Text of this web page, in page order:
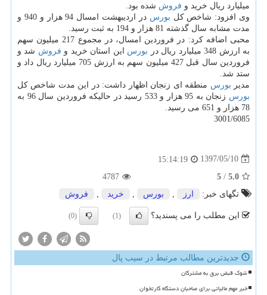
میلیارد ریال خرید و فروش شده بود.
وی افزود: شاخص كل بورس
در اردیبهشت امسال 94 هزار و 940 و
مدت مشابه سال گذشته 81 هزار و 194 به ثبت رسید.
محبی اضافه كرد: در فروردین امسال، در مجموع 217 میلیون سهم
به ارزش 348 میلیارد ریال در
بورس این استان خرید و فروش شد و
فروردین سال قبل 427 میلیون سهم به ارزش 705 میلیارد ریال داد و
ستد شد.
مدیر بورس منطقه ای زنجان اظهار داشت: در این مدت شاخص كل
بورس
زنجان به 95 هزار و 533 رسید در حالیكه فروردین سال 96 به
78 هزار و 651 می رسید.
3001/6085
1397/05/10
15:14:19
5.0
/
5
4787
تگهای خبر:
ارز بورس خرید فروش
این مطلب را می پسندید؟ (1)
(0)
جدیدترین مطالب مرتبط در سیب پال
شوک قبض برق به مشترکان
خبر مهم مالیاتی برای صاحبان دستگاه کارتخوان